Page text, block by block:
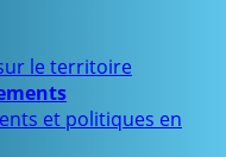
le territoire
et politiques en